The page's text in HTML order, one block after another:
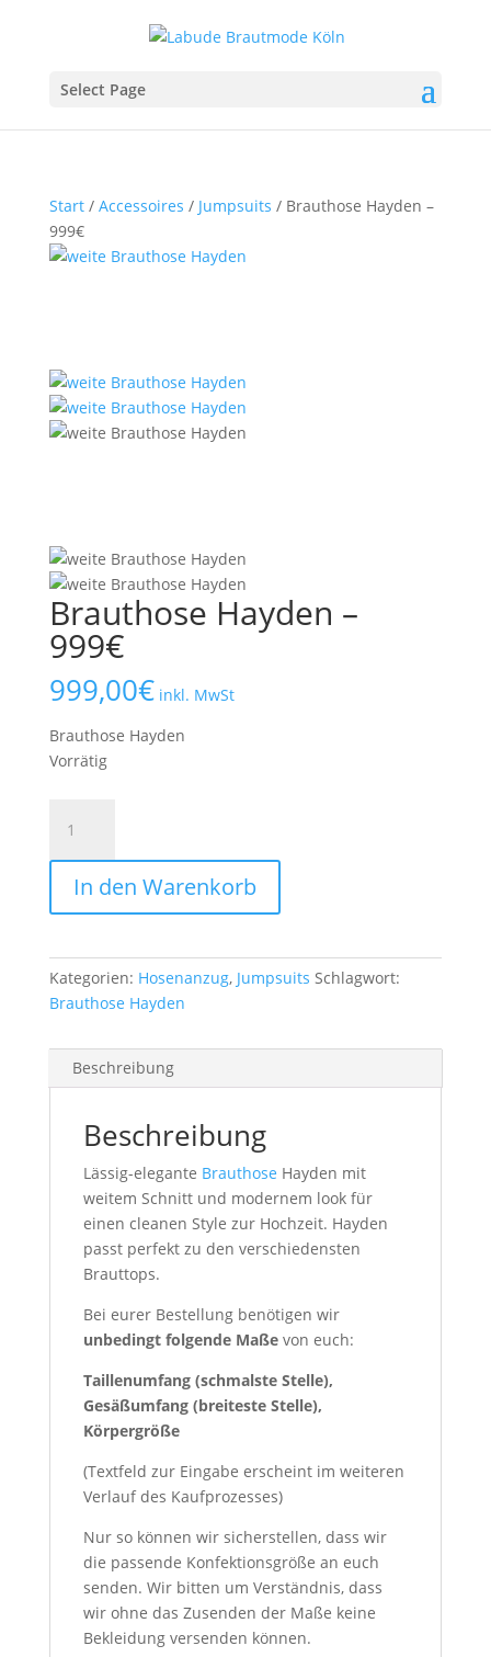
Select Page
Start/ Accessoires / Jumpsuits / Brauthose Hayden –
999€
Brauthose Hayden –
999€
999,00€ inkl. MwSt
Brauthose Hayden
Vorrätig
Hayden
-
999€
Menge
In den Warenkorb
Kategorien: Hosenanzug, Jumpsuits Schlagwort:
Brauthose Hayden
Beschreibung
Beschreibung
Lässig-elegante Brauthose Hayden mit
weitem Schnitt und modernem look für
einen cleanen Style zur Hochzeit. Hayden
passt perfekt zu den verschiedensten
Brauttops.
Bei eurer Bestellung benötigen wir
unbedingt folgende Maßevon euch:
Taillenumfang (schmalste Stelle),
Gesäßumfang (breiteste Stelle),
Körpergröße
(Textfeld zur Eingabe erscheint im weiteren
Verlauf des Kaufprozesses)
Nur so können wir sicherstellen, dass wir
die passende Konfektionsgröße an euch
senden. Wir bitten um Verständnis, dass
wir ohne das Zusenden der Maße keine
Bekleidung versenden können.